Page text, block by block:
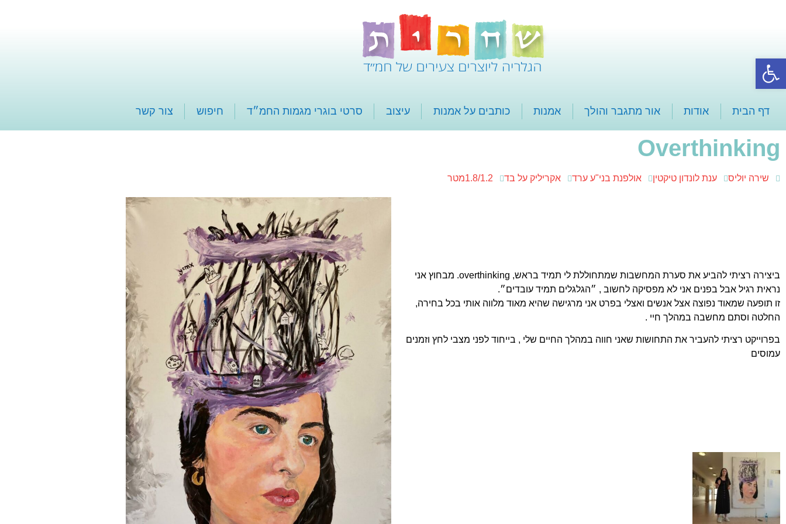
פתח סרגל נגישות
דף הבית אודות אור מתגבר והולך אמנות כותבים על אמנות עיצוב סרטי בוגרי מגמות החמ״ד חיפוש צור קשר
Overthinking
שירה יוליס ענת לונדון טיקטין אולפנת בני"ע ערד אקריליק על בד 1.8/1.2מטר
ביצירה רציתי להביע את סערת המחשבות שמתחוללת לי תמיד בראש, overthinking. מבחוץ אני
נראית רגיל אבל בפנים אני לא מפסיקה לחשוב , ״הגלגלים תמיד עובדים״.
זו תופעה שמאוד נפוצה אצל אנשים ואצלי בפרט אני מרגישה שהיא מאוד מלווה אותי בכל בחירה,
החלטה וסתם מחשבה במהלך חיי .
בפרוייקט רציתי להעביר את התחושות שאני חווה במהלך החיים שלי , בייחוד לפני מצבי לחץ וזמנים
עמוסים